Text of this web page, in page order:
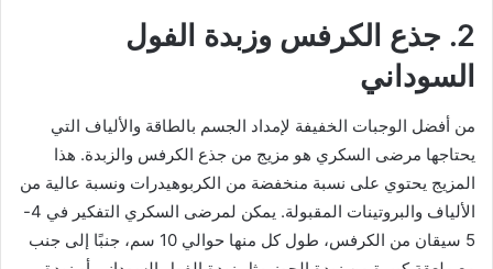
2. جذع الكرفس وزبدة الفول
السوداني
من أفضل الوجبات الخفيفة لإمداد الجسم بالطاقة والألياف التي
يحتاجها مرضى السكري هو مزيج من جذع الكرفس والزبدة. هذا
المزيج يحتوي على نسبة منخفضة من الكربوهيدرات ونسبة عالية من
الألياف والبروتينات المقبولة. يمكن لمرضى السكري التفكير في 4-
5 سيقان من الكرفس، طول كل منها حوالي 10 سم، جنبًا إلى جنب